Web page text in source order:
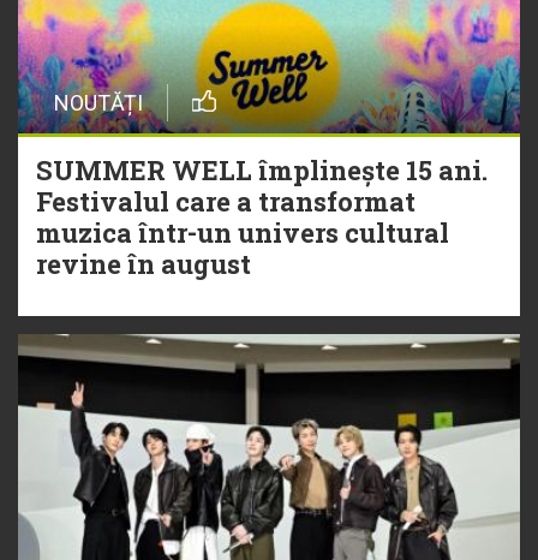
NOUTĂȚI
SUMMER WELL împlinește 15 ani.
Festivalul care a transformat
muzica într-un univers cultural
revine în august